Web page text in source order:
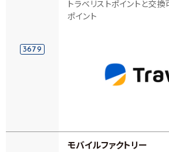
3679
トラベリストポイントと交
ポイント
モバイルファクトリー